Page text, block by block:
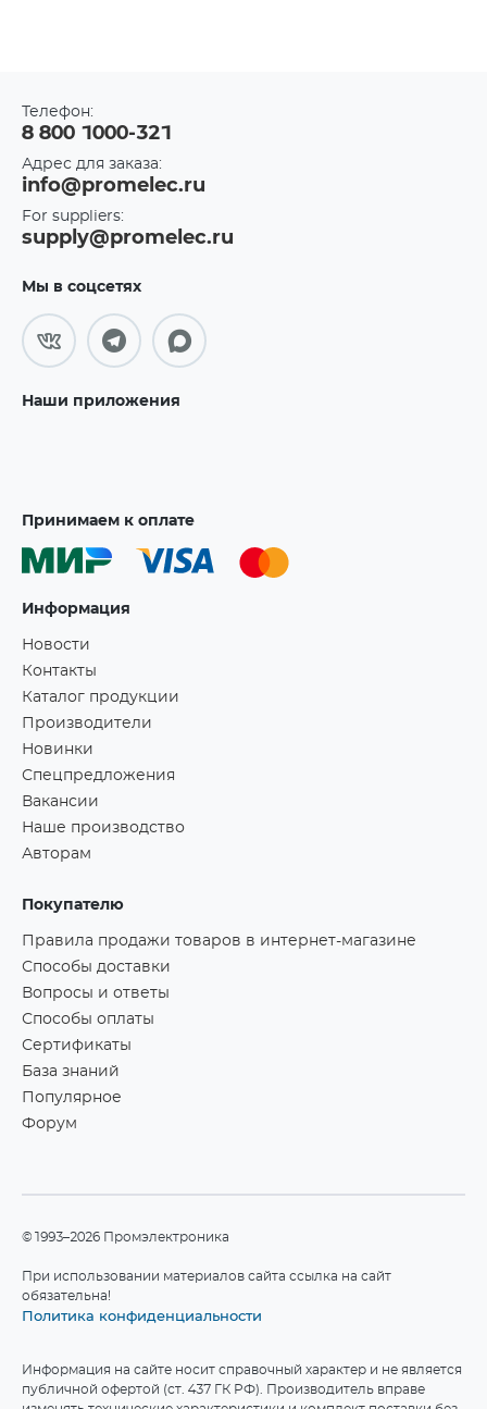
Телефон:
8 800 1000-321
Адрес для заказа:
info@promelec.ru
For suppliers:
supply@promelec.ru
Мы в соцсетях
Наши приложения
Принимаем к оплате
Информация
Новости
Контакты
Каталог продукции
Производители
Новинки
Спецпредложения
Вакансии
Наше производство
Авторам
Покупателю
Правила продажи товаров в интернет-магазине
Способы доставки
Вопросы и ответы
Способы оплаты
Сертификаты
База знаний
Популярное
Форум
©1993–2026 Промэлектроника
При использовании материалов сайта ссылка на сайт
обязательна!
Политика конфиденциальности
Информация на сайте носит справочный характер и не является
публичной офертой (ст. 437 ГК РФ). Производитель вправе